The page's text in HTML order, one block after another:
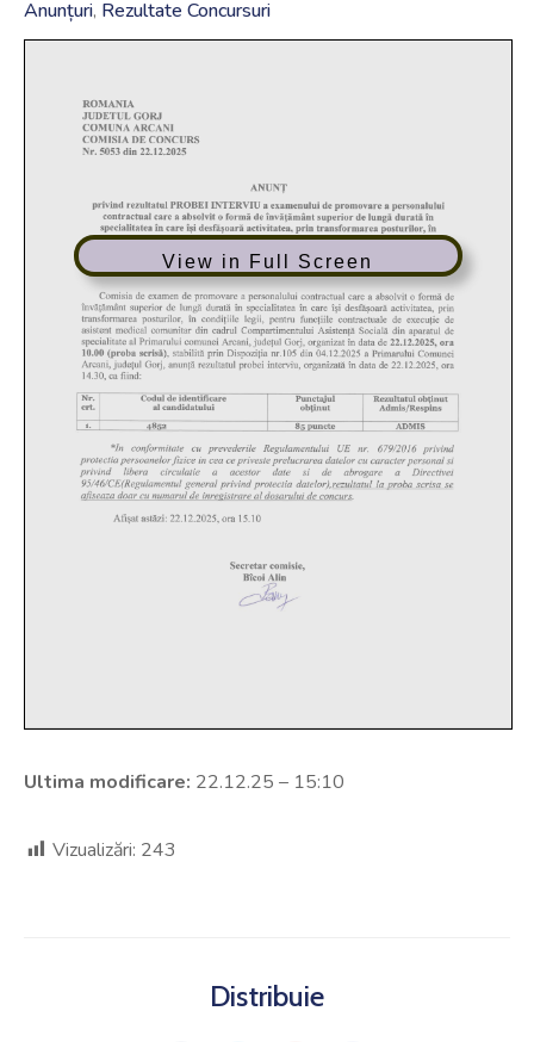
Anunțuri‚ Rezultate Concursuri
View in Full Screen
Ultima modificare: 22.12.25 – 15:10
Vizualizări: 243
Distribuie